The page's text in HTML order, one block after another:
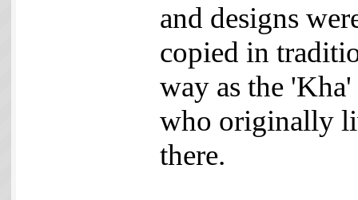
and designs
copied in
way as the
who originally
there.